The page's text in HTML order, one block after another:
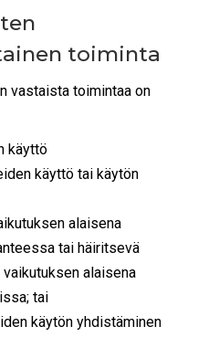
toiminta
vastaista toimintaa on
käyttö
käyttö tai käytön
alaisena
tai häiritsevä
alaisena
tai
käytön yhdistäminen